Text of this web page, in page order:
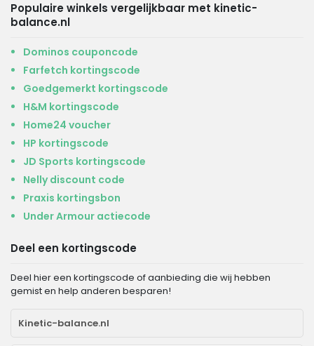
Populaire winkels vergelijkbaar met kinetic-
balance.nl
Dominos couponcode
Farfetch kortingscode
Goedgemerkt kortingscode
H&M kortingscode
Home24 voucher
HP kortingscode
JD Sports kortingscode
Nelly discount code
Praxis kortingsbon
Under Armour actiecode
Deel een kortingscode
Deel hier een kortingscode of aanbieding die wij hebben
gemist en help anderen besparen!